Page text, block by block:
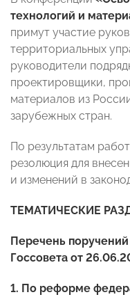
технологий и
примут участие
территориальных
руководители
проектировщики,
материалов из
зарубежных стран.
По результатам
резолюция для
и изменений в
ТЕМАТИЧЕСКИЕ
Перечень
Госсовета от
1. По реформе